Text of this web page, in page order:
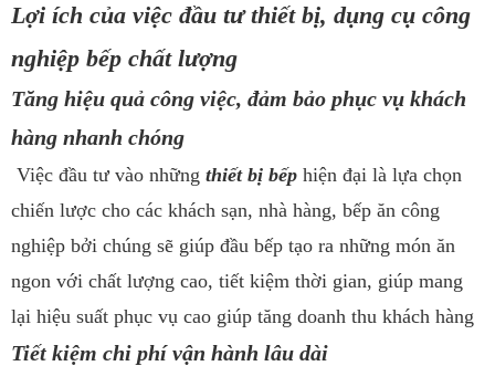
Lợi ích của việc đầu tư thiết bị, dụng cụ công
nghiệp bếp chất lượng
Tăng hiệu quả công việc, đảm bảo phục vụ khách
hàng nhanh chóng
Việc đầu tư vào những thiết bị bếp hiện đại là lựa chọn
chiến lược cho các khách sạn, nhà hàng, bếp ăn công
nghiệp bởi chúng sẽ giúp đầu bếp tạo ra những món ăn
ngon với chất lượng cao, tiết kiệm thời gian, giúp mang
lại hiệu suất phục vụ cao giúp tăng doanh thu khách hàng
Tiết kiệm chi phí vận hành lâu dài